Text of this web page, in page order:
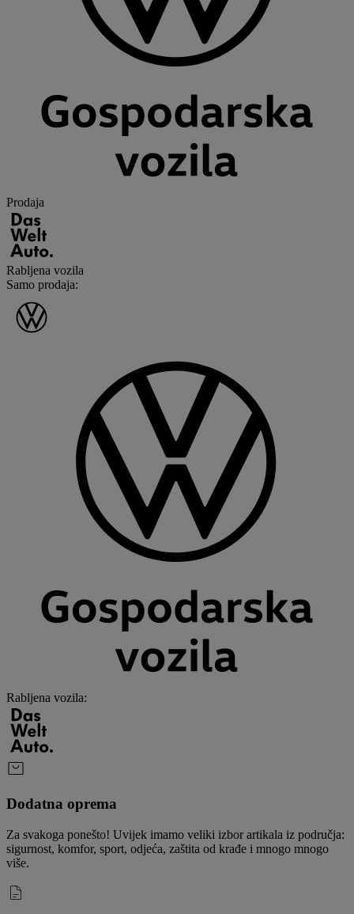
Prodaja
Rabljena vozila
Samo prodaja:
Rabljena vozila:
Dodatna oprema
Za svakoga ponešto! Uvijek imamo veliki izbor artikala iz područja:
sigurnost, komfor, sport, odjeća, zaštita od krađe i mnogo mnogo
više.